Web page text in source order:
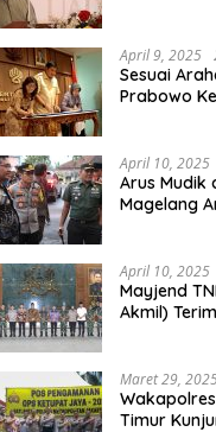
April 9, 2025
Sesuai
Prabowo
April 10, 2025
Arus Mudik
Magelang
April 10, 2025
Mayjend
Akmil)
Maret 29,
Timur